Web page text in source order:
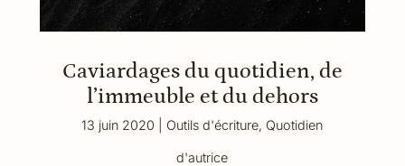
Caviardages du quotidien, de
l’immeuble et du dehors
13 juin 2020 Outils d'écriture, Quotidien
d'autrice